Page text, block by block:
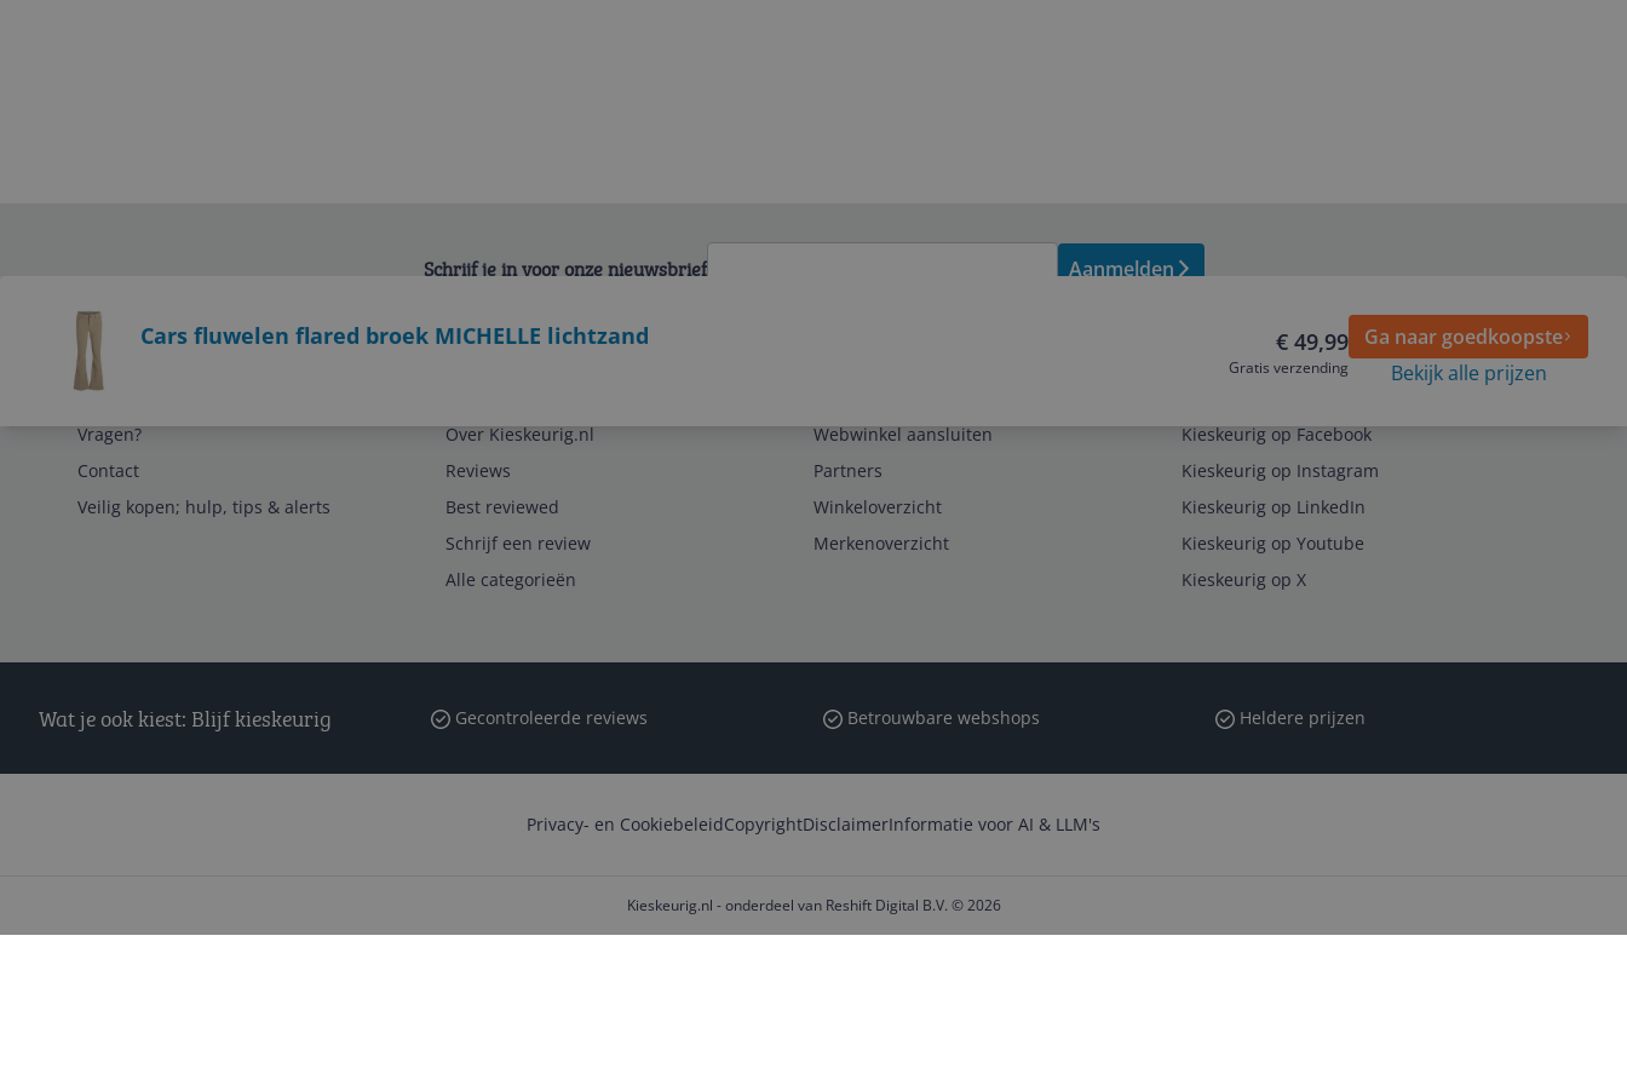
Cars fluwelen flared broek MICHELLE lichtzand € 49,99
Gratis verzending
Ga naar goedkoopste
Bekijk alle prijzen
Schrijf je in voor onze nieuwsbrief Aanmelden
Service
Vragen?
Contact
Veilig kopen; hulp, tips & alerts
Over Kieskeurig.nl
Reviews
Best reviewed
Schrijf een review
Alle categorieën
Webwinkel aansluiten
Partners
Winkeloverzicht
Merkenoverzicht
Kieskeurig op Facebook
Kieskeurig op Instagram
Kieskeurig op LinkedIn
Kieskeurig op Youtube
Kieskeurig op X
Wat je ook kiest: Blijf kieskeurig Gecontroleerde reviews Betrouwbare webshops Heldere prijzen
Privacy- en CookiebeleidCopyrightDisclaimerInformatie voor AI & LLM's
Kieskeurig.nl - onderdeel van Reshift Digital B.V. © 2026